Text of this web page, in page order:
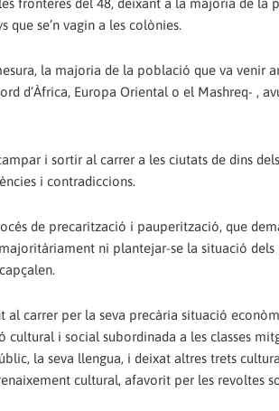
fronteres del 48, deixant a la majoria de la
que se’n vagin a les colònies.
la majoria de la població que va venir
d’Àfrica, Europa Oriental o el Mashreq- ,
i sortir al carrer a les ciutats de dins
i contradiccions.
de precarització i pauperització, que
ni plantejar-se la situació
carrer per la seva precària situació
i social subordinada a les classes
la seva llengua, i deixat altres trets
cultural, afavorit per les revoltes